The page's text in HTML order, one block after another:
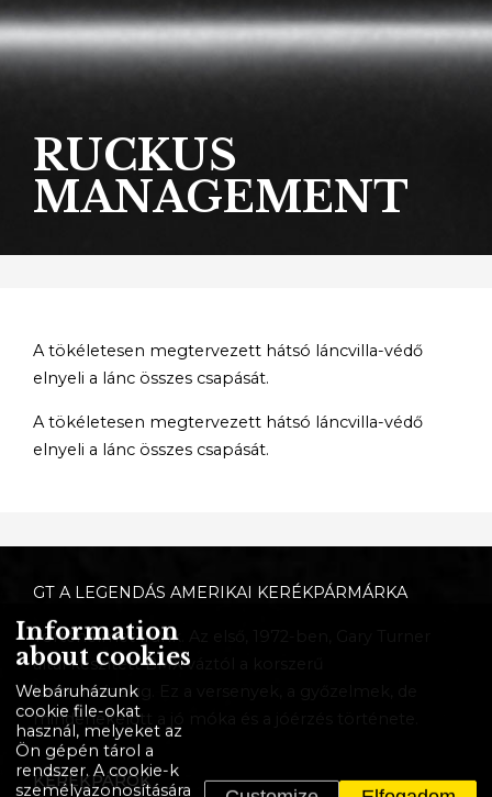
RUCKUS
MANAGEMENT
A tökéletesen megtervezett hátsó láncvilla-védő
elnyeli a lánc összes csapását.
A tökéletesen megtervezett hátsó láncvilla-védő
elnyeli a lánc összes csapását.
GT A LEGENDÁS AMERIKAI KERÉKPÁRMÁRKA
Történelmet írunk. Az első, 1972-ben, Gary Turner
által készített BMX váztól a korszerű
karbonvázakig. Ez a versenyek, a győzelmek, de
mindenekelőtt a jó móka és a jóérzés története.
KERÉKPÁROK
Information
about cookies
Webáruházunk
cookie file-okat
használ, melyeket az
Ön gépén tárol a
rendszer. A cookie-k
személyazonosítására